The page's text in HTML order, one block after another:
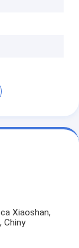
Xiaoshan,
Chiny